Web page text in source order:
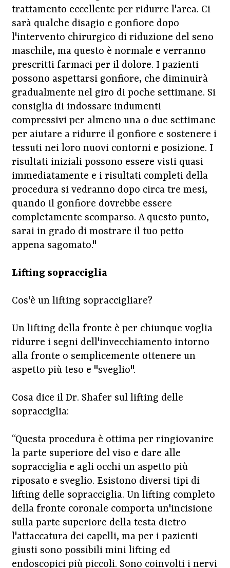
trattamento eccellente per ridurre l'area. Ci
sarà qualche disagio e gonfiore dopo
l'intervento chirurgico di riduzione del seno
maschile, ma questo è normale e verranno
prescritti farmaci per il dolore. I pazienti
possono aspettarsi gonfiore, che diminuirà
gradualmente nel giro di poche settimane. Si
consiglia di indossare indumenti
compressivi per almeno una o due settimane
per aiutare a ridurre il gonfiore e sostenere i
tessuti nei loro nuovi contorni e posizione. I
risultati iniziali possono essere visti quasi
immediatamente e i risultati completi della
procedura si vedranno dopo circa tre mesi,
quando il gonfiore dovrebbe essere
completamente scomparso. A questo punto,
sarai in grado di mostrare il tuo petto
appena sagomato."
Lifting sopracciglia
Cos'è un lifting sopraccigliare?
Un lifting della fronte è per chiunque voglia
ridurre i segni dell'invecchiamento intorno
alla fronte o semplicemente ottenere un
aspetto più teso e "sveglio".
Cosa dice il Dr. Shafer sul lifting delle
sopracciglia:
“Questa procedura è ottima per ringiovanire
la parte superiore del viso e dare alle
sopracciglia e agli occhi un aspetto più
riposato e sveglio. Esistono diversi tipi di
lifting delle sopracciglia. Un lifting completo
della fronte coronale comporta un'incisione
sulla parte superiore della testa dietro
l'attaccatura dei capelli, ma per i pazienti
giusti sono possibili mini lifting ed
endoscopici più piccoli. Sono coinvolti i nervi